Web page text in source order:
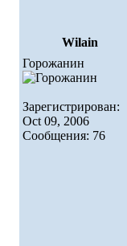
Wilain
Горожанин
Зарегистрирован:
Oct 09, 2006
Сообщения: 76